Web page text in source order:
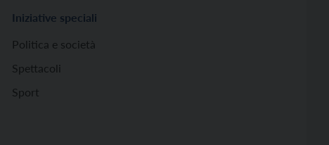
Iniziative speciali
Politica e società
Spettacoli
Sport